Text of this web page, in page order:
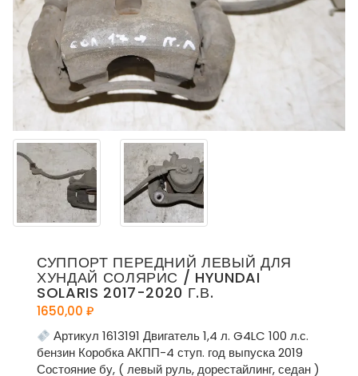
СУППОРТ ПЕРЕДНИЙ ЛЕВЫЙ ДЛЯ
ХУНДАЙ СОЛЯРИС / HYUNDAI
SOLARIS 2017-2020 Г.В.
1650,00 ₽
Артикул 1613191 Двигатель 1,4 л. G4LC 100 л.с.
бензин Коробка АКПП-4 ступ. год выпуска 2019
Состояние бу, ( левый руль, дорестайлинг, седан )